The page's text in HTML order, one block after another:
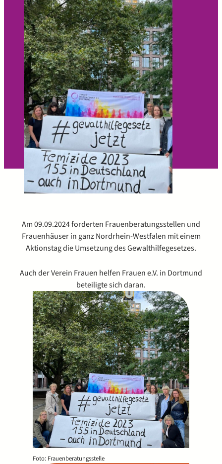
Am 09.09.2024 forderten Frauenberatungsstellen und
Frauenhäuser in ganz Nordrhein-Westfalen mit einem
Aktionstag die Umsetzung des Gewalthilfegesetzes.
Auch der Verein Frauen helfen Frauen e.V. in Dortmund
beteiligte sich daran.
Foto: Frauenberatungsstelle